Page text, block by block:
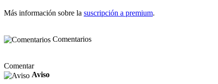
Más información sobre la suscripción a premium.
Comentarios
Comentar
Aviso